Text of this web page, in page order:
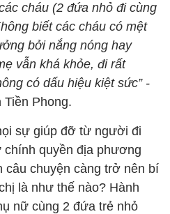
cháu (2 đứa nhỏ đi cùng
biết các cháu có mệt
bởi nắng nóng hay
vẫn khá khỏe, đi rất
có dấu hiệu kiệt sức” -
Phong.
sự giúp đỡ từ người đi
quyền địa phương
chuyện càng trở nên bí
là như thế nào? Hành
nữ cùng 2 đứa trẻ nhỏ